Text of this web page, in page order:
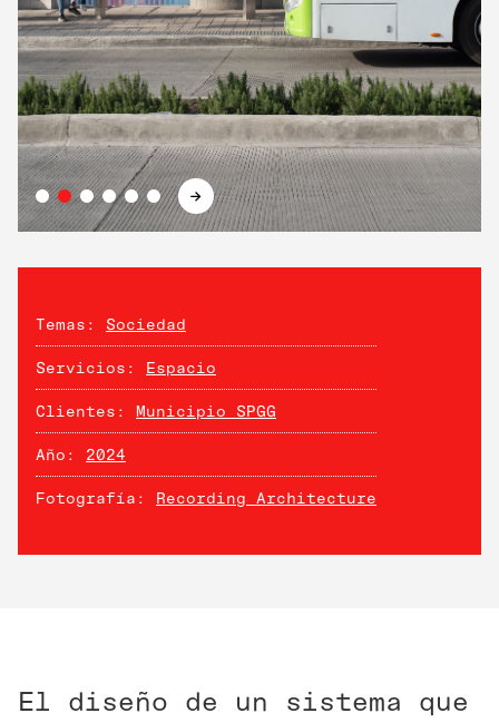
→
Temas: Sociedad
Servicios: Espacio
Clientes: Municipio SPGG
Año: 2024
Fotografía: Recording Architecture
El diseño de un sistema que